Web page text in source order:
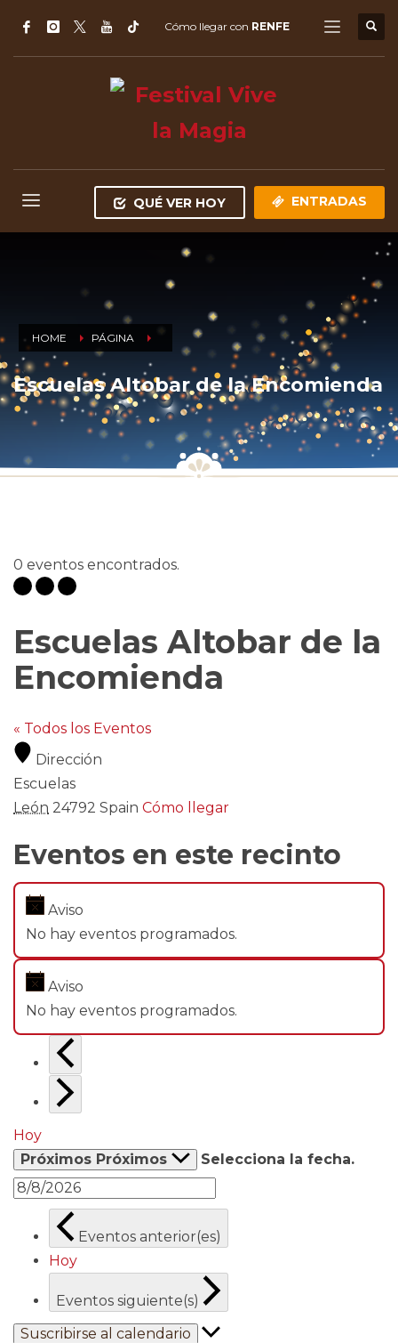
Cómo llegar con RENFE
QUÉ VER HOY ENTRADAS
HOME PÁGINA
Escuelas Altobar de la Encomienda
0 eventos encontrados.
Escuelas Altobar de la
Encomienda
« Todos los Eventos
Dirección
Escuelas
León 24792 Spain Cómo llegar
Eventos en este recinto
Aviso
No hay eventos programados.
Aviso
No hay eventos programados.
Hoy
Próximos Próximos Selecciona la fecha.
Eventos anterior(es)
Hoy
Eventos siguiente(s)
Suscribirse al calendario